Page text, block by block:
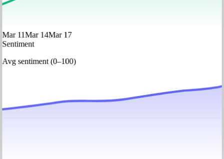
Mar 11Mar 14Mar 17
Sentiment
Avg sentiment (0–100)